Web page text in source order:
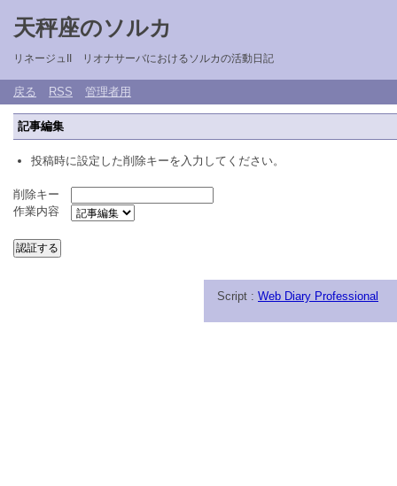
天秤座のソルカ
リネージュII リオナサーバにおけるソルカの活動日記
戻る RSS 管理者用
記事編集
投稿時に設定した削除キーを入力してください。
削除キー
作業内容
Script : Web Diary Professional